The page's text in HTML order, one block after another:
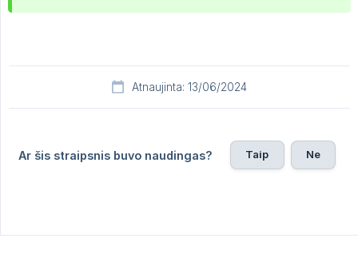
Atnaujinta: 13/06/2024
Ar šis straipsnis buvo naudingas? Taip Ne